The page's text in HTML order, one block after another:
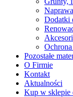
Dodatki
Pozostałe
O Firmie
Kontakt
Aktualności
Kup w sklepie